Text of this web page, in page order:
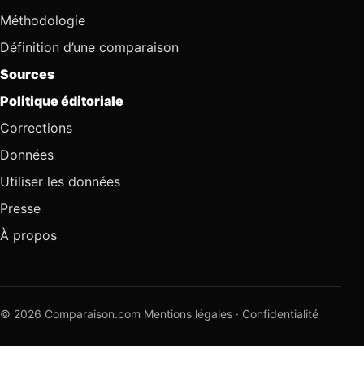
Méthodologie
Définition d’une comparaison
Sources
Politique éditoriale
Corrections
Données
Utiliser les données
Presse
À propos
© 2026 Comparaison.com Mentions légales · Confidentialité